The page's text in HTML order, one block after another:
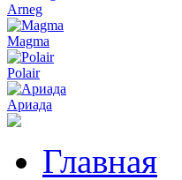
Arneg
Magma
Polair
Ариада
Главная